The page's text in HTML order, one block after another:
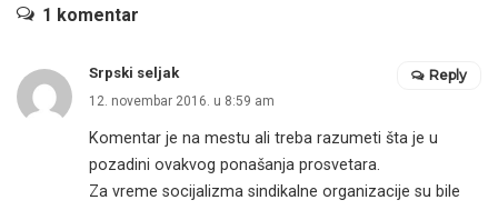
1 komentar
Srpski seljak
12. novembar 2016. u 8:59 am
Komentar je na mestu ali treba razumeti šta je u
pozadini ovakvog ponašanja prosvetara.
Za vreme socijalizma sindikalne organizacije su bile
Reply